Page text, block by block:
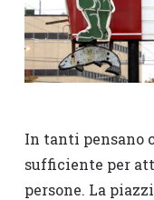
In tanti pensano
sufficiente per
persone. La